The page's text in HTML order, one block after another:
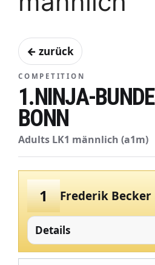
← zurück
COMPETITION
1.NINJA-
BONN
Adults LK1 männlich (a1m)
1 Frederik Becker
Details